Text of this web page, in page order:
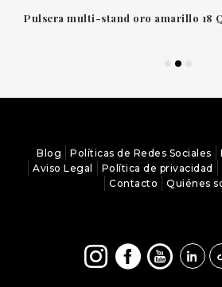
Blog Políticas de Redes Sociales
Aviso Legal
Política de privacidad
Contacto
Quiénes